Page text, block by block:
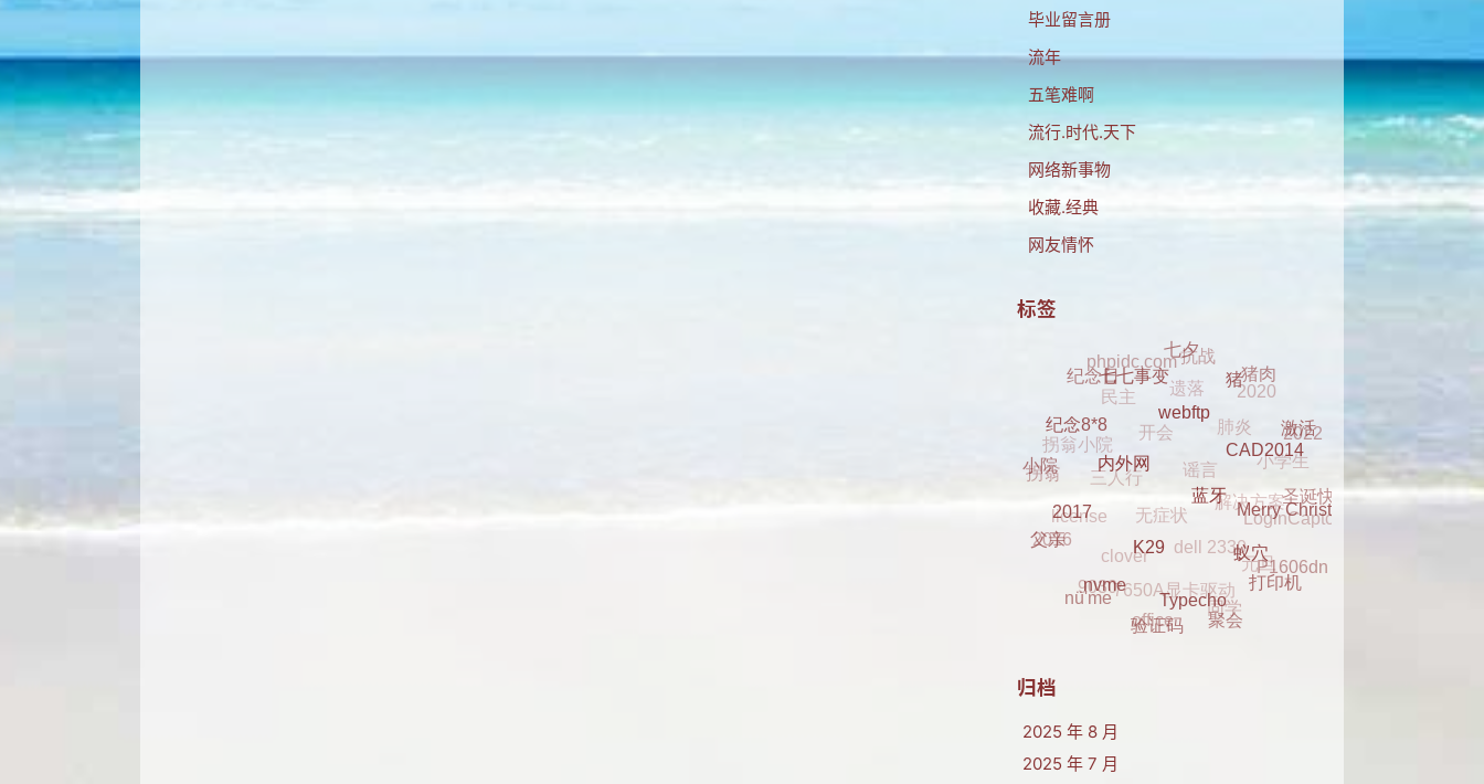
毕业留言册
流年
五笔难啊
流行.时代.天下
网络新事物
收藏.经典
网友情怀
标签
P1606dn
打印机
聚会
同学
元旦
LoginCaptcha
圣诞快乐
Merry Christmas
蚁穴
Typecho
验证码
office
7650A显卡驱动
dell 2330
解决方案
小学生
2022
激活
CAD2014
蓝牙
K29
nvme
nü'me
无症状
谣言
肺炎
2020猪肉
webftp
内外网
2017
2016
三人行
开会
遗落
抗战
七夕
七七事变
纪念8*8
小院
拐翁
拐翁小院
民主
phpidc.com
纪念日
归档
2025 年 8 月
2025 年 7 月